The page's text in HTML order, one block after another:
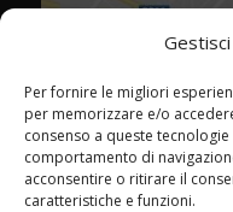
Per fornire le migliori
per memorizzare e/o
consenso a queste
comportamento di
acconsentire o ritirare il
caratteristiche e funzioni.